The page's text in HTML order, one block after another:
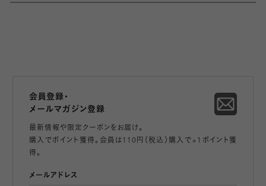
会員登録・
メールマガジン登録
最新情報や限定クーポンをお届け。
購入でポイント獲得。会員は110円（税込）購入で+1ポイント獲
得。
メールアドレス